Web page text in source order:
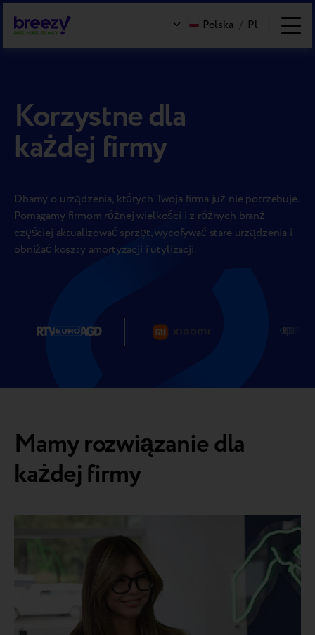
Polska / Pl
Korzystne dla
każdej firmy
Dbamy o urządzenia, których Twoja firma już nie potrzebuje.
Pomagamy firmom różnej wielkości i z różnych branż
częściej aktualizować sprzęt, wycofywać stare urządzenia i
obniżać koszty amortyzacji i utylizacji.
Mamy rozwiązanie dla
każdej firmy